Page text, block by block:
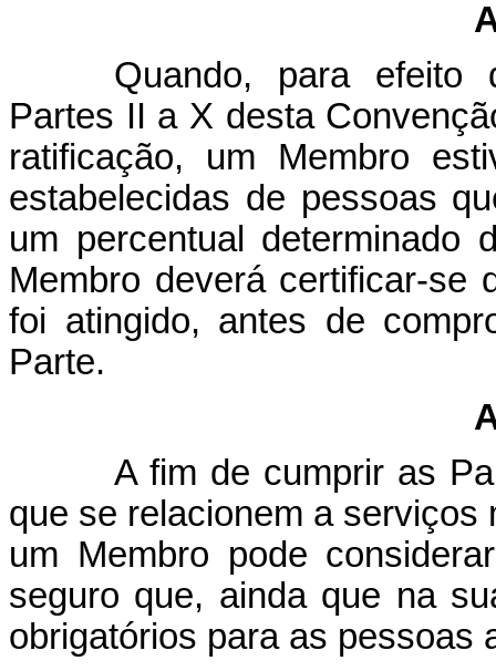
Quando, para efeito
Partes II a X desta
ratificação, um Membro
estabelecidas de pessoas
um percentual determinado
Membro deverá certificar-se
foi atingido, antes de
Parte.
A fim de cumprir as
que se relacionem a
um Membro pode
seguro que, ainda que na
obrigatórios para as pessoas